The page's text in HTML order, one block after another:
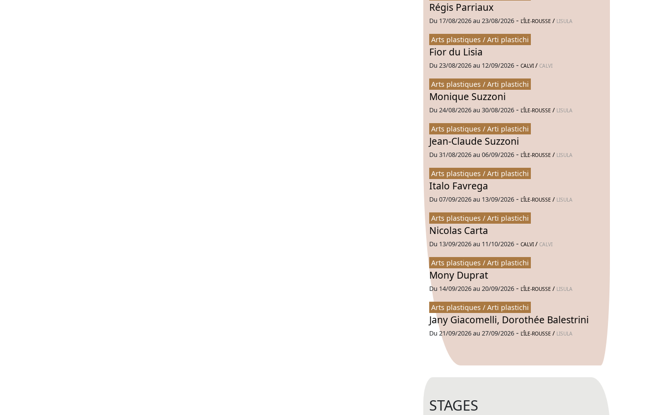
Régis Parriaux
Du 17/08/2026 au 23/08/2026 - L’ÎLE-ROUSSE / LISULA
Arts plastiques / Arti plastichi
Fior du Lisia
Du 23/08/2026 au 12/09/2026 - CALVI / CALVI
Arts plastiques / Arti plastichi
Monique Suzzoni
Du 24/08/2026 au 30/08/2026 - L’ÎLE-ROUSSE / LISULA
Arts plastiques / Arti plastichi
Jean-Claude Suzzoni
Du 31/08/2026 au 06/09/2026 - L’ÎLE-ROUSSE / LISULA
Arts plastiques / Arti plastichi
Italo Favrega
Du 07/09/2026 au 13/09/2026 - L’ÎLE-ROUSSE / LISULA
Arts plastiques / Arti plastichi
Nicolas Carta
Du 13/09/2026 au 11/10/2026 - CALVI / CALVI
Arts plastiques / Arti plastichi
Mony Duprat
Du 14/09/2026 au 20/09/2026 - L’ÎLE-ROUSSE / LISULA
Arts plastiques / Arti plastichi
Jany Giacomelli, Dorothée Balestrini
Du 21/09/2026 au 27/09/2026 - L’ÎLE-ROUSSE / LISULA
STAGES